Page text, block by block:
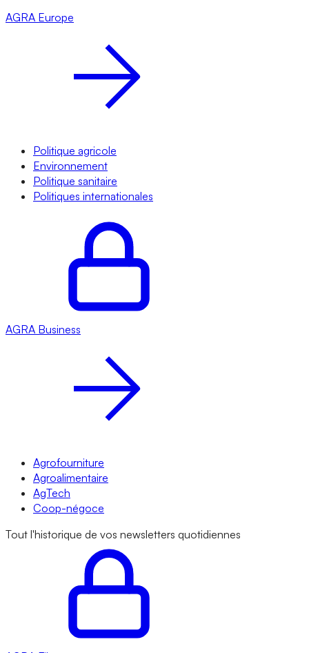
AGRA Europe
Politique agricole
Environnement
Politique sanitaire
Politiques internationales
AGRA Business
Agrofourniture
Agroalimentaire
AgTech
Coop-négoce
Tout l'historique de vos newsletters quotidiennes